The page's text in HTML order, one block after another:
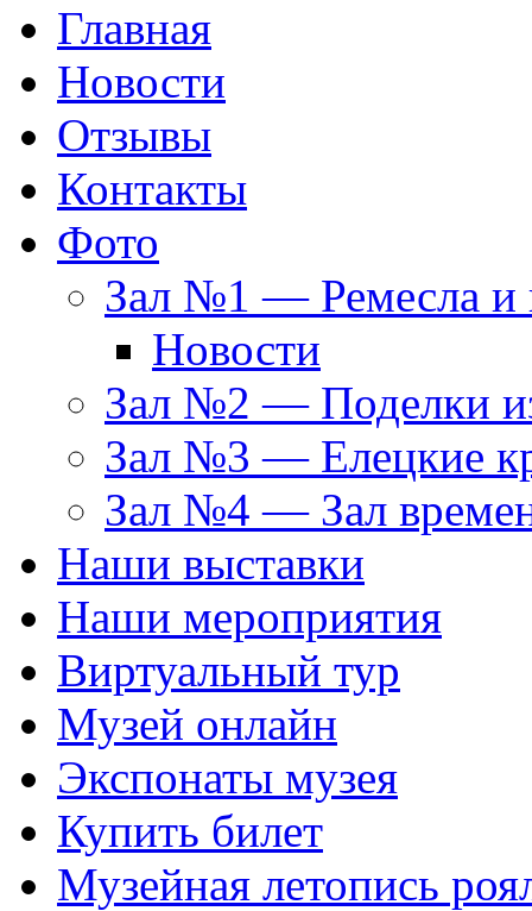
Главная
Новости
Отзывы
Контакты
Фото
Зал №1 — Ремесла и
Новости
Зал №2 — Поделки
Зал №3 — Елецкие
Зал №4 — Зал
Наши выставки
Наши мероприятия
Виртуальный тур
Музей онлайн
Экспонаты музея
Купить билет
Музейная летопись